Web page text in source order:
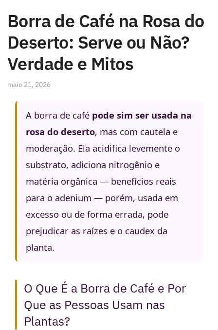
Borra de Café na Rosa do
Deserto: Serve ou Não?
Verdade e Mitos
maio 21, 2026
A borra de café pode sim ser usada na
rosa do deserto, mas com cautela e
moderação. Ela acidifica levemente o
substrato, adiciona nitrogênio e
matéria orgânica — benefícios reais
para o adenium — porém, usada em
excesso ou de forma errada, pode
prejudicar as raízes e o caudex da
planta.
O Que É a Borra de Café e Por
Que as Pessoas Usam nas
Plantas?